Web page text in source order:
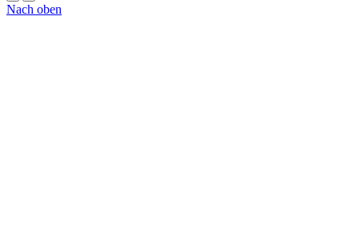
Nach oben